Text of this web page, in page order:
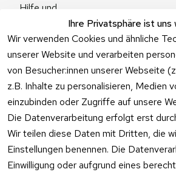
Ihre Privatsphäre ist uns
Wir verwenden Cookies und ähnliche
unserer Website und verarbeiten
von Besucher:innen unserer Webseite
z.B. Inhalte zu personalisieren, Medien
einzubinden oder Zugriffe auf unsere
Die Datenverarbeitung erfolgt erst
Wir teilen diese Daten mit Dritten, die
Einstellungen benennen. Die
Einwilligung oder aufgrund eines
Hilfe und
Fragen
Vertrag
widerrufen